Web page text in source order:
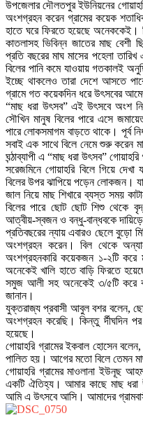
উপজেলার দৌলতপুর ইউনিয়নের
অংশগ্রহন করেন গ্রামের কয়েক
হাতে ঘরে ফিরতে হয়েছে
কাতলাসহ ভিবিন্ন জাতের মাছ বেশী
প্রতি বছরের মাঘ মাসের পহেলা
বিলের পানি কমে যাওয়ায় গতকালই
ইচ্ছে থাকলেও তারা দেশে আসতে
গ্রামে গত কয়েকদিন ধরে উৎসবের
“মাছ ধরা উৎসব” এই উৎসবে অংশ
সৌখিন মানুষ বিলের পারে এসে
পারে লোকসমাগম বাড়তে থাকে। পূর্ব
সবাই এক সাথে বিলে নেমে শুরু
ঘন্ঠাব্যাপী এ “মাছ ধরা উৎসব”
সরেজমিনে গোয়াহরি বিলে গিয়ে
বিলের উপর ঝাপিয়ে পড়েন লোকজন।
জাল নিয়ে মাছ শিখারে ব্যস্ত সময়
বিলের পারে ছোট ছোট শিশু থেকে
আত্বীয়-স্বজন ও বন্ধু-বান্ধবকে দায়িড়ে
প্রতিবছরের ন্যায় এবারও ছেলে বুড়ো
অংশগ্রহন করেন। বিল থেকে
অংশগ্রহনকারি কয়েকজন ১-২টি করে
অনেকেই খালি হাতে বাড়ি ফিরতে
সমুজ আলী সহ অনেকেই ৩/৫টি করে
জানান।
যুক্তরাজ্য প্রবাসী আবুল বশর বলেন,
অংশগ্রহন করেছি। কিন্তু র্দীঘদিন
হয়েছে।
গোয়াহরি গ্রামের ইকবাল হোসেন
পালিত হয়। আগের মতো বিলে তেমন
গোয়াহরি গ্রামের মাওলানা ইউনূছ
একটি ঐতিহ্য। আমার কাছে মাছ
আমি এ উৎসবে আসি। আমাদের